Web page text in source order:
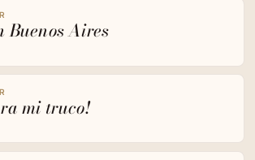
Buenos Aires
mi truco!